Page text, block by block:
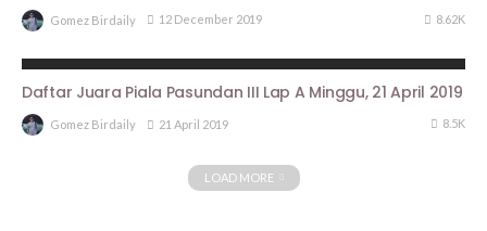
Gomez Birdaily 12 December 2019 8.62K
Daftar Juara Piala Pasundan III Lap A Minggu, 21 April 2019
Gomez Birdaily 21 April 2019 8.5K
LOAD MORE